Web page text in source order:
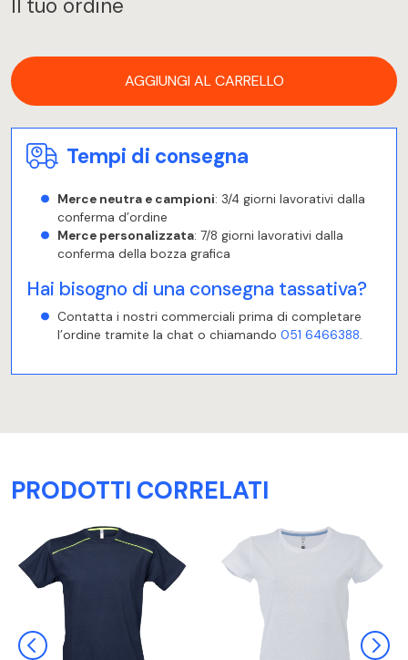
Il tuo ordine
AGGIUNGI AL CARRELLO
Tempi di consegna
Merce neutra e campioni: 3/4 giorni lavorativi dalla
conferma d’ordine
Merce personalizzata: 7/8 giorni lavorativi dalla
conferma della bozza grafica
Hai bisogno di una consegna tassativa?
Contatta i nostri commerciali prima di completare
l’ordine tramite la chat o chiamando 051 6466388.
PRODOTTI CORRELATI